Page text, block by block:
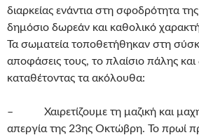
διαρκείας ενάντια στη σφοδρότητα
δημόσιο δωρεάν και καθολικό
Τα σωματεία τοποθετήθηκαν στη
αποφάσεις τους, το πλαίσιο πάλης
καταθέτοντας τα ακόλουθα:
– Χαιρετίζουμε τη μαζική και
απεργία της 23ης Οκτώβρη. Το πρωί